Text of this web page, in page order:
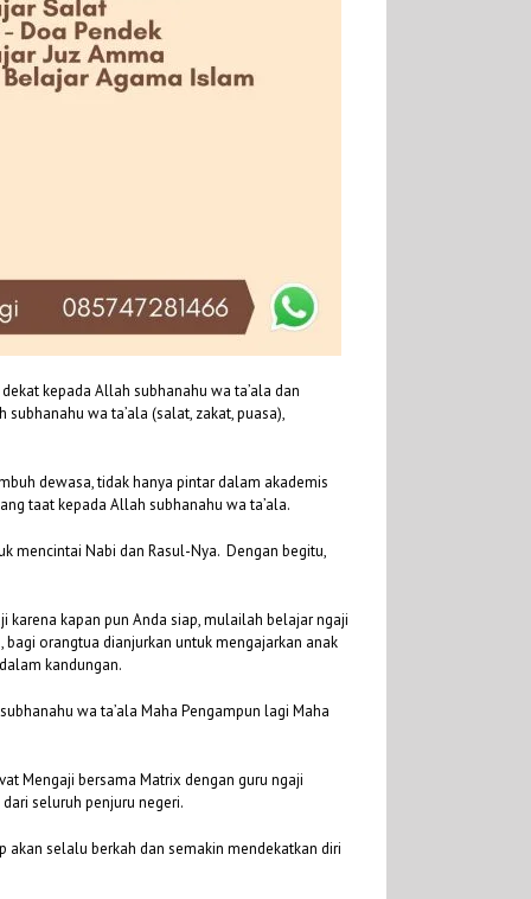
kepada Allah subhanahu wa ta’ala dan
wa ta’ala (salat, zakat, puasa),
dewasa, tidak hanya pintar dalam akademis
taat kepada Allah subhanahu wa ta’ala.
mencintai Nabi dan Rasul-Nya. Dengan begitu,
kapan pun Anda siap, mulailah belajar ngaji
orangtua dianjurkan untuk mengajarkan anak
kandungan.
wa ta’ala Maha Pengampun lagi Maha
Mengaji bersama Matrix dengan guru ngaji
seluruh penjuru negeri.
selalu berkah dan semakin mendekatkan diri